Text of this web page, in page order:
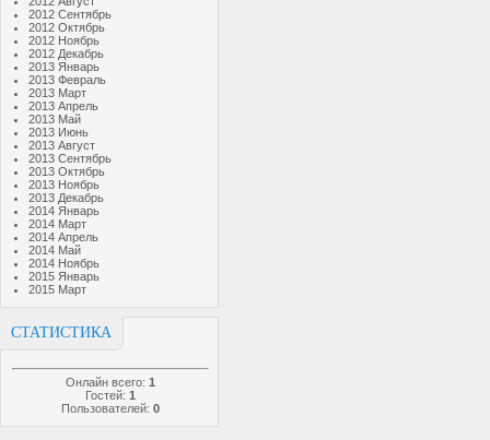
2012 Сентябрь
2012 Октябрь
2012 Ноябрь
2012 Декабрь
2013 Январь
2013 Февраль
2013 Март
2013 Апрель
2013 Май
2013 Июнь
2013 Август
2013 Сентябрь
2013 Октябрь
2013 Ноябрь
2013 Декабрь
2014 Январь
2014 Март
2014 Апрель
2014 Май
2014 Ноябрь
2015 Январь
2015 Март
СТАТИСТИКА
Онлайн всего: 1
Гостей: 1
Пользователей: 0